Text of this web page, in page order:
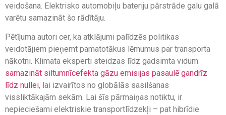
veidošana. Elektrisko automobiļu bateriju pārstrāde galu galā
varētu samazināt šo rādītāju.
Pētījuma autori cer, ka atklājumi palīdzēs politikas
veidotājiem pieņemt pamatotākus lēmumus par transporta
nākotni. Klimata eksperti steidzas līdz gadsimta vidum
samazināt siltumnīcefekta gāzu emisijas pasaulē gandrīz
līdz nullei, lai izvairītos no globālās sasilšanas
vissliktākajām sekām. Lai šīs pārmaiņas notiktu, ir
nepieciešami elektriskie transportlīdzekļi – pat hibrīdie